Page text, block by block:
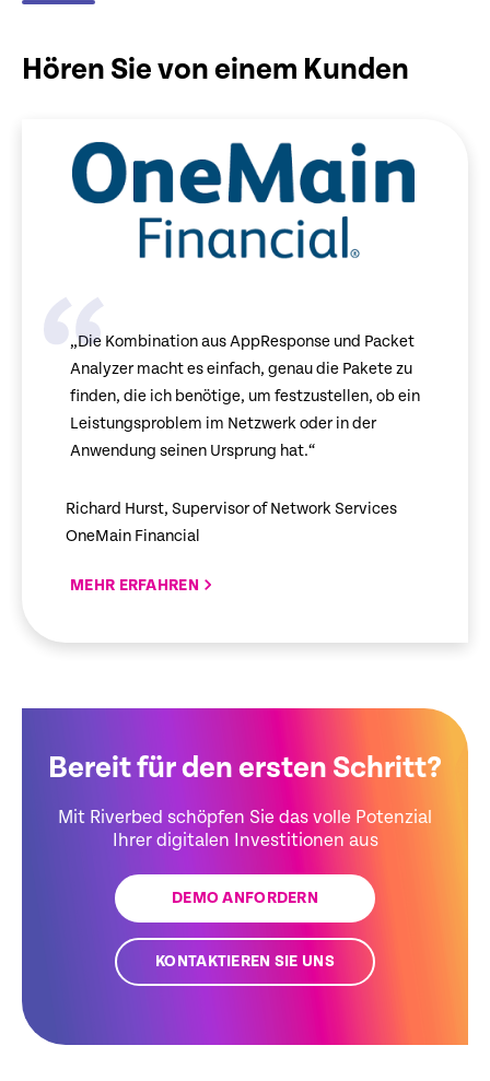
Hören Sie von einem Kunden
„Die Kombination aus AppResponse und Packet
Analyzer macht es einfach, genau die Pakete zu
finden, die ich benötige, um festzustellen, ob ein
Leistungsproblem im Netzwerk oder in der
Anwendung seinen Ursprung hat.“
Richard Hurst, Supervisor of Network Services
OneMain Financial
MEHR ERFAHREN
Bereit für den ersten Schritt?
Mit Riverbed schöpfen Sie das volle Potenzial
Ihrer digitalen Investitionen aus
DEMO ANFORDERN
KONTAKTIEREN SIE UNS